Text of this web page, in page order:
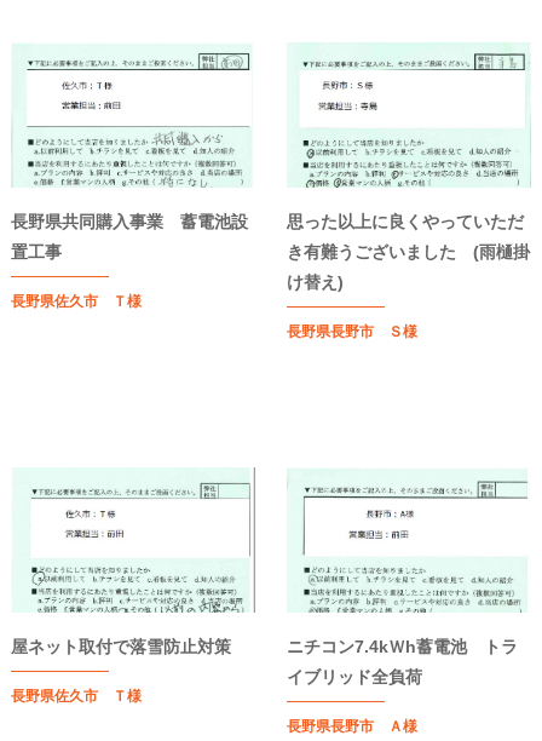
長野県共同購入事業 蓄電池設
置工事
長野県佐久市 Ｔ様
思った以上に良くやっていただ
き有難うございました (雨樋掛
け替え)
長野県長野市 Ｓ様
屋ネット取付で落雪防止対策
長野県佐久市 Ｔ様
ニチコン7.4kＷh蓄電池 トラ
イブリッド全負荷
長野県長野市 Ａ様